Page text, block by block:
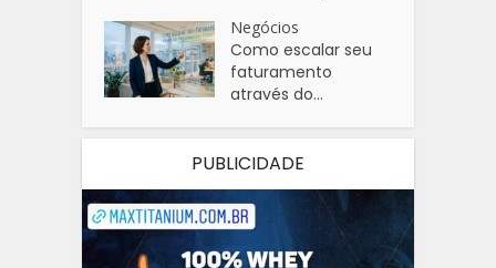
Negócios
Como escalar seu
faturamento
através do...
PUBLICIDADE